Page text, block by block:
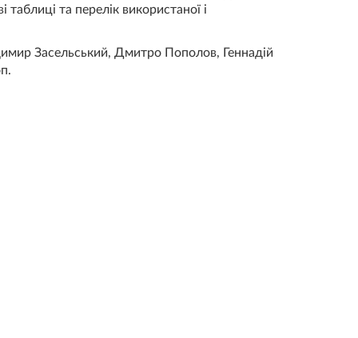
таблиці та перелік використаної і
Засельський, Дмитро Пополов, Геннадій